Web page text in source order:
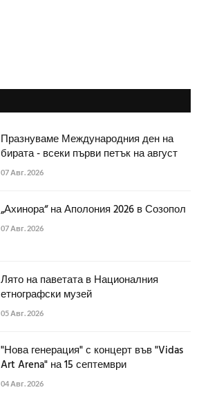
Празнуваме Международния ден на
бирата - всеки първи петък на август
07 Авг. 2026
„Ахинора“ на Аполония 2026 в Созопол
07 Авг. 2026
Лято на паветата в Националния
етнографски музей
05 Авг. 2026
"Нова генерация" с концерт във "Vidas
Art Arena" на 15 септември
04 Авг. 2026